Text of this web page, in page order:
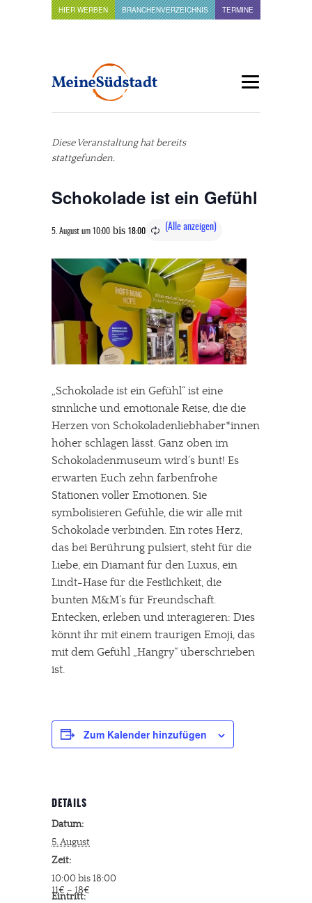
HIER WERBEN BRANCHENVERZEICHNIS TERMINE
Diese Veranstaltung hat bereits
stattgefunden.
Schokolade ist ein Gefühl
5. August um 10:00 bis 18:00
„Schokolade ist ein Gefühl“ ist eine
sinnliche und emotionale Reise, die die
Herzen von Schokoladenliebhaber*innen
höher schlagen lässt. Ganz oben im
Schokoladenmuseum wird’s bunt! Es
erwarten Euch zehn farbenfrohe
Stationen voller Emotionen. Sie
symbolisieren Gefühle, die wir alle mit
Schokolade verbinden. Ein rotes Herz,
das bei Berührung pulsiert, steht für die
Liebe, ein Diamant für den Luxus, ein
Lindt-Hase für die Festlichkeit, die
bunten M&M‘s für Freundschaft.
Entecken, erleben und interagieren: Dies
könnt ihr mit einem traurigen Emoji, das
mit dem Gefühl „Hangry“ überschrieben
ist.
Zum Kalender hinzufügen
DETAILS
Datum:
5. August
Zeit:
10:00 bis 18:00
Eintritt:
11€ – 18€